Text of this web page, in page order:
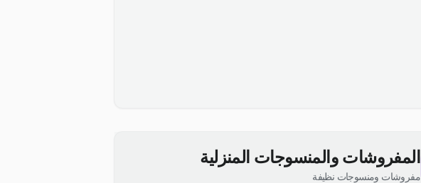
المفروشات والمنسوجات المنزلية
مفروشات ومنسوجات نظيفة